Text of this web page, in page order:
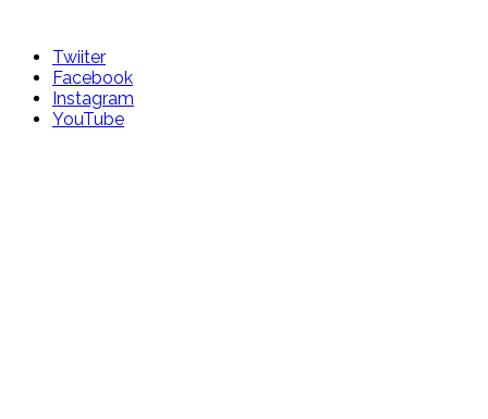
contentTwiiter
Facebook
Instagram
YouTube